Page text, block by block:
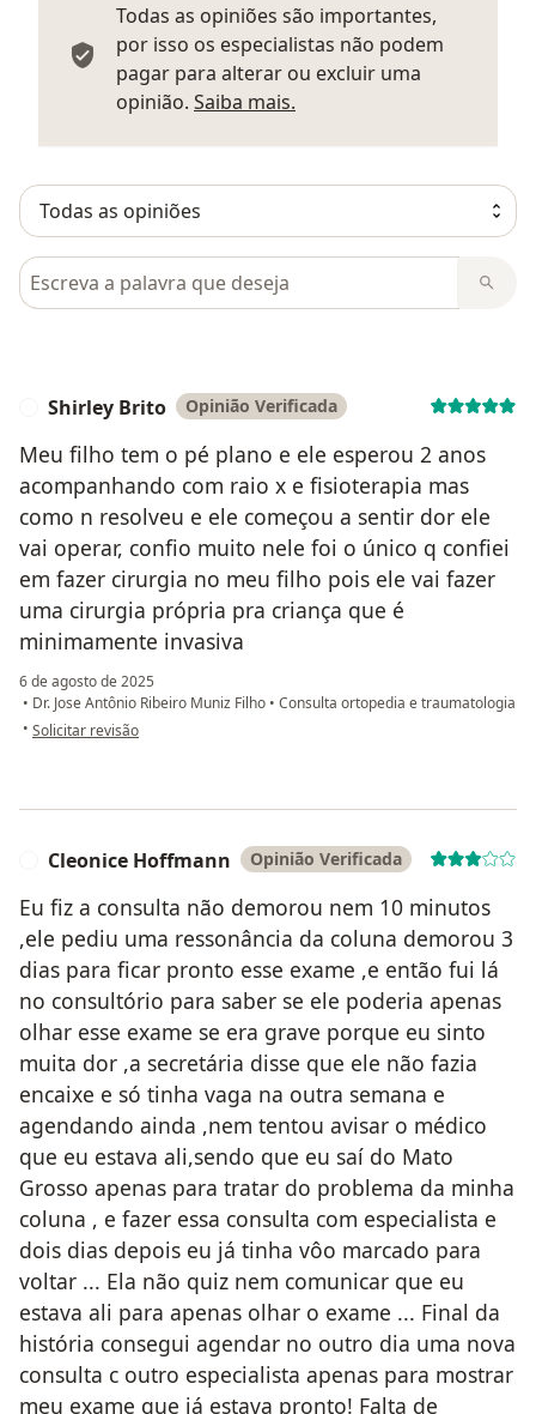
Todas as opiniões são importantes,
por isso os especialistas não podem
pagar para alterar ou excluir uma
opinião. Saiba mais.
Pesquisar em opiniões
Shirley Brito Opinião Verificada
Meu filho tem o pé plano e ele esperou 2 anos
acompanhando com raio x e fisioterapia mas
como n resolveu e ele começou a sentir dor ele
vai operar, confio muito nele foi o único q confiei
em fazer cirurgia no meu filho pois ele vai fazer
uma cirurgia própria pra criança que é
minimamente invasiva
6 de agosto de 2025
• Dr. Jose Antônio Ribeiro Muniz Filho • Consulta ortopedia e traumatologia
• na opinião do utilizador Shirley Brito
Solicitar revisão
Cleonice Hoffmann Opinião Verificada
Eu fiz a consulta não demorou nem 10 minutos
,ele pediu uma ressonância da coluna demorou 3
dias para ficar pronto esse exame ,e então fui lá
no consultório para saber se ele poderia apenas
olhar esse exame se era grave porque eu sinto
muita dor ,a secretária disse que ele não fazia
encaixe e só tinha vaga na outra semana e
agendando ainda ,nem tentou avisar o médico
que eu estava ali,sendo que eu saí do Mato
Grosso apenas para tratar do problema da minha
coluna , e fazer essa consulta com especialista e
dois dias depois eu já tinha vôo marcado para
voltar ... Ela não quiz nem comunicar que eu
estava ali para apenas olhar o exame ... Final da
história consegui agendar no outro dia uma nova
consulta c outro especialista apenas para mostrar
meu exame que já estava pronto! Falta de